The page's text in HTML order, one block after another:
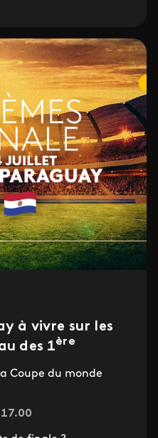
à vivre sur les
des 1ère
Coupe du monde